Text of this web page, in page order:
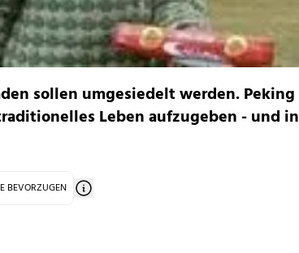
sollen umgesiedelt werden. Peking
Leben aufzugeben - und in
BEVORZUGEN